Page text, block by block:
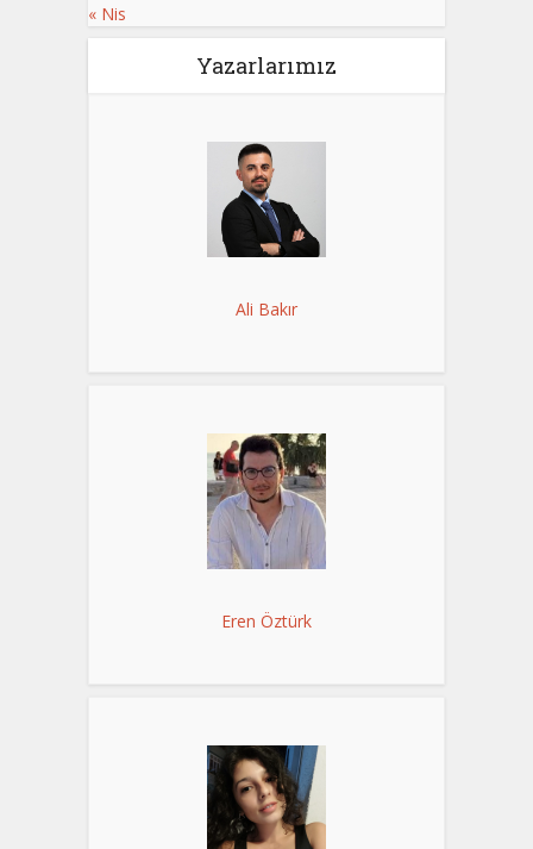
« Nis
Yazarlarımız
Ali Bakır
Eren Öztürk